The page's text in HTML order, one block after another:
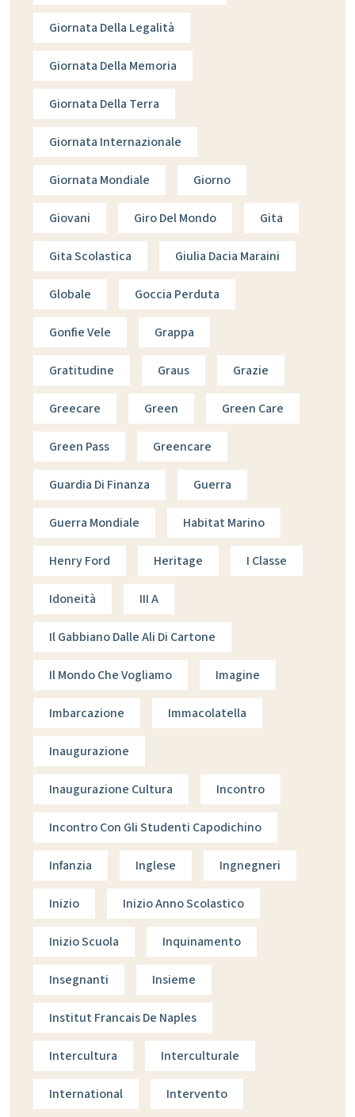
Giornata Della Legalità
Giornata Della Memoria
Giornata Della Terra
Giornata Internazionale
Giornata Mondiale Giorno
Giovani Giro Del Mondo Gita
Gita Scolastica Giulia Dacia Maraini
Globale Goccia Perduta
Gonfie Vele Grappa
Gratitudine Graus Grazie
Greecare Green Green Care
Green Pass Greencare
Guardia Di Finanza Guerra
Guerra Mondiale Habitat Marino
Henry Ford Heritage I Classe
Idoneità III A
Il Gabbiano Dalle Ali Di Cartone
Il Mondo Che Vogliamo Imagine
Imbarcazione Immacolatella
Inaugurazione
Inaugurazione Cultura Incontro
Incontro Con Gli Studenti Capodichino
Infanzia Inglese Ingnegneri
Inizio Inizio Anno Scolastico
Inizio Scuola Inquinamento
Insegnanti Insieme
Institut Francais De Naples
Intercultura Interculturale
International Intervento